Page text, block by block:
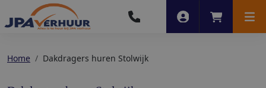
Account
Home Dakdragers huren Stolwijk